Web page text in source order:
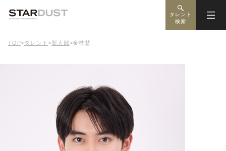
タレント
検索
TOP> タレント>新人部>金枝慧